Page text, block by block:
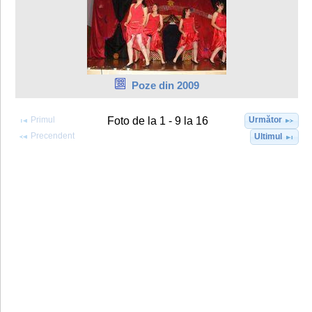
Poze din 2009
Primul
Precendent
Foto de la 1 - 9 la 16
Următor
Ultimul